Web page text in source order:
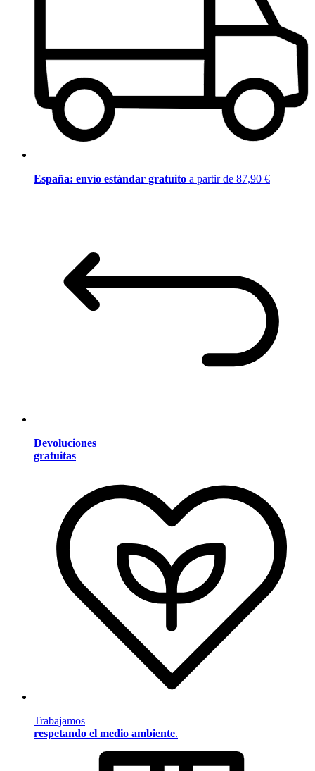
España: envío estándar gratuito a partir de 87,90 €
Devoluciones
gratuitas
Trabajamos
respetando el medio ambiente.